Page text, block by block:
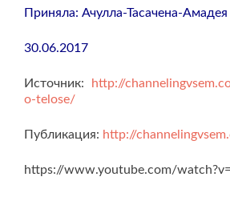
Приняла: Ачулла-Тасачена-Амадея
30.06.2017
Источник:
http://
o-telose/
Публикация: http://
https://www.youtube.com/